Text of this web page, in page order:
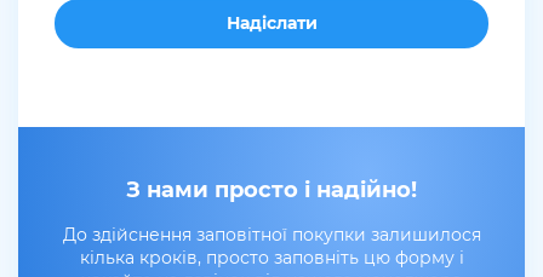
З нами просто і надійно!
До здійснення заповітної покупки залишилося
кілька кроків, просто заповніть цю форму і